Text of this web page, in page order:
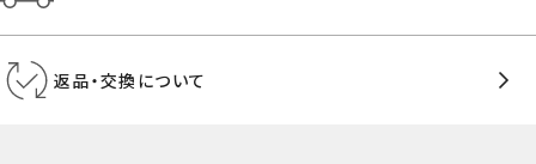
返品・交換について